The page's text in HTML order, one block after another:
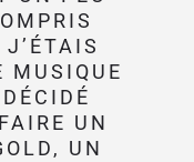
MUSIQUE
UN
UN